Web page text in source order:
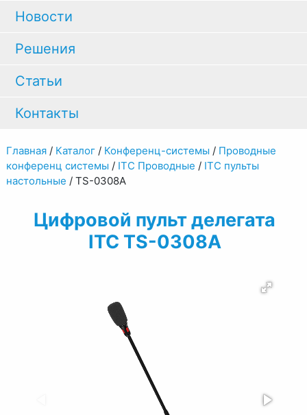
Новости
Решения
Статьи
Контакты
Главная/ Каталог/ Конференц-системы / Проводные
конференц системы / ITC Проводные / ITC пульты
настольные / TS-0308A
Цифровой пульт делегата
ITC TS-0308A